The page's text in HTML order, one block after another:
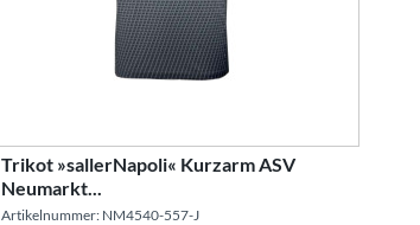
Trikot »sallerNapoli« Kurzarm ASV
Neumarkt...
Artikelnummer: NM4540-557-J